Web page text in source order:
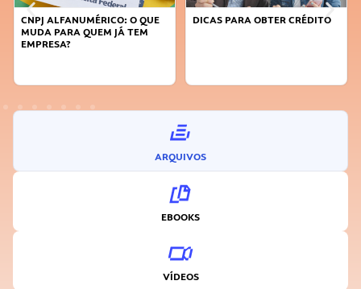
O QUE
QUEM JÁ TEM
DICAS PARA OBTER CRÉDITO
FAÇA A
ARQUIVOS
EBOOKS
VÍDEOS